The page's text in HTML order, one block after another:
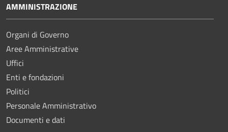
AMMINISTRAZIONE
Organi di Governo
Aree Amministrative
Uffici
Enti e fondazioni
Politici
Personale Amministrativo
Documenti e dati